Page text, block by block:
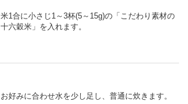
米1合に小さじ1～3杯(5～15g)の「こだわり素材の
十六穀米」を入れます。
お好みに合わせ水を少し足し、普通に炊きます。